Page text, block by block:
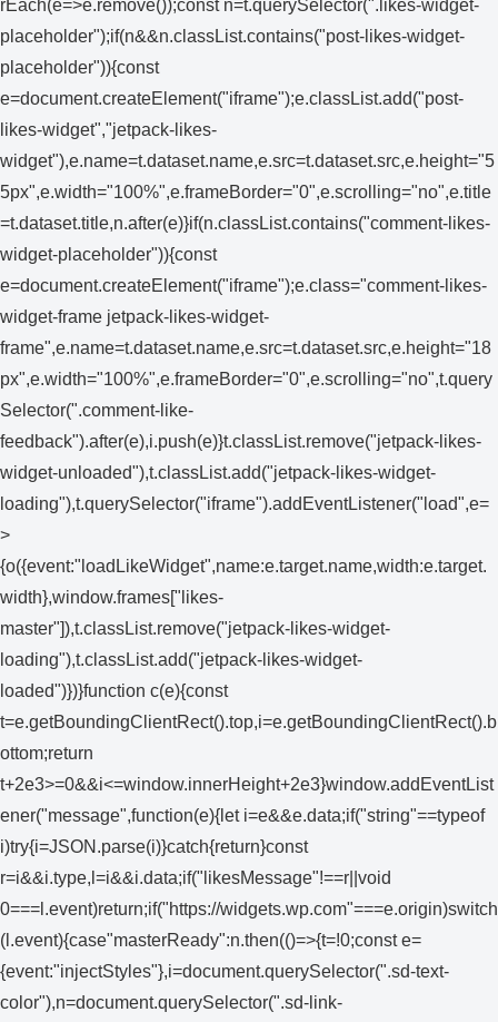
rEach(e=>e.remove());const n=t.querySelector(".likes-widget-
placeholder");if(n&&n.classList.contains("post-likes-widget-
placeholder")){const
e=document.createElement("iframe");e.classList.add("post-
likes-widget","jetpack-likes-
widget"),e.name=t.dataset.name,e.src=t.dataset.src,e.height="5
5px",e.width="100%",e.frameBorder="0",e.scrolling="no",e.title
=t.dataset.title,n.after(e)}if(n.classList.contains("comment-likes-
widget-placeholder")){const
e=document.createElement("iframe");e.class="comment-likes-
widget-frame jetpack-likes-widget-
frame",e.name=t.dataset.name,e.src=t.dataset.src,e.height="18
px",e.width="100%",e.frameBorder="0",e.scrolling="no",t.query
Selector(".comment-like-
feedback").after(e),i.push(e)}t.classList.remove("jetpack-likes-
widget-unloaded"),t.classList.add("jetpack-likes-widget-
loading"),t.querySelector("iframe").addEventListener("load",e=
>
{o({event:"loadLikeWidget",name:e.target.name,width:e.target.
width},window.frames["likes-
master"]),t.classList.remove("jetpack-likes-widget-
loading"),t.classList.add("jetpack-likes-widget-
loaded")})}function c(e){const
t=e.getBoundingClientRect().top,i=e.getBoundingClientRect().b
ottom;return
t+2e3>=0&&i<=window.innerHeight+2e3}window.addEventList
ener("message",function(e){let i=e&&e.data;if("string"==typeof
i)try{i=JSON.parse(i)}catch{return}const
r=i&&i.type,l=i&&i.data;if("likesMessage"!==r||void
0===l.event)return;if("https://widgets.wp.com"===e.origin)switch
(l.event){case"masterReady":n.then(()=>{t=!0;const e=
{event:"injectStyles"},i=document.querySelector(".sd-text-
color"),n=document.querySelector(".sd-link-